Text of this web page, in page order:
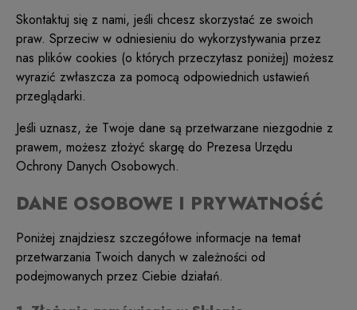
Skontaktuj się z nami, jeśli chcesz skorzystać ze swoich
praw. Sprzeciw w odniesieniu do wykorzystywania przez
nas plików cookies (o których przeczytasz poniżej) możesz
wyrazić zwłaszcza za pomocą odpowiednich ustawień
przeglądarki.
Jeśli uznasz, że Twoje dane są przetwarzane niezgodnie z
prawem, możesz złożyć skargę do Prezesa Urzędu
Ochrony Danych Osobowych.
DANE OSOBOWE I PRYWATNOŚĆ
Poniżej znajdziesz szczegółowe informacje na temat
przetwarzania Twoich danych w zależności od
podejmowanych przez Ciebie działań.